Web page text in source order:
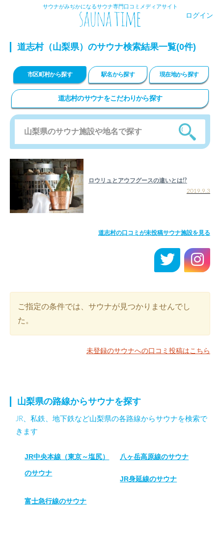
サウナがみぢかになるサウナ専門口コミメディアサイト
ログイン
道志村（山梨県）のサウナ検索結果一覧(0件)
市区町村から探す 駅名から探す 現在地から探す
道志村のサウナをこだわりから探す
ロウリュとアウフグースの違いとは!?
2019.9.3
道志村の口コミが未投稿サウナ施設を見る
ご指定の条件では、サウナが見つかりませんでし
た。
未登録のサウナへの口コミ投稿はこちら
山梨県の路線からサウナを探す
JR、私鉄、地下鉄など山梨県の各路線からサウナを検索で
きます
JR中央本線（東京～塩尻）
のサウナ
八ヶ岳高原線のサウナ
JR身延線のサウナ
富士急行線のサウナ